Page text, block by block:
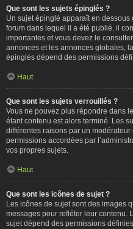
Que sont les sujets épinglés ?
Un sujet épinglé apparaît en
forum dans lequel il a été publié. il
importantes et vous devez le
annonces et les annonces globales,
épinglés dépend des permissions
Haut
Que sont les sujets verrouillés ?
Vous ne pouvez plus répondre dans
étant contenu est alors terminé. Les
différentes raisons par un
permissions accordées par
vos propres sujets.
Haut
Que sont les icônes de sujet ?
Les icônes de sujet sont des images
messages pour refléter leur contenu.
sujet dépend des permissions